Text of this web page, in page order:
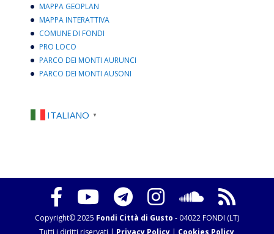
MAPPA GEOPLAN
MAPPA INTERATTIVA
COMUNE DI FONDI
PRO LOCO
PARCO DEI MONTI AURUNCI
PARCO DEI MONTI AUSONI
ITALIANO ▼
Copyright© 2025 Fondi Città di Gusto - 04022 FONDI (LT)